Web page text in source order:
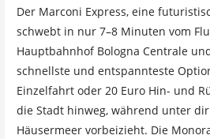
Der Marconi Express, eine
schwebt in nur 7–8 Minuten vom
Hauptbahnhof Bologna Centrale
schnellste und entspannteste
Einzelfahrt oder 20 Euro Hin- und
die Stadt hinweg, während unter
Häusermeer vorbeizieht. Die